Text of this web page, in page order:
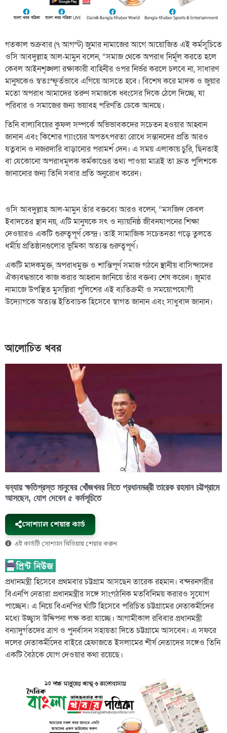
​গতকাল শুক্রবার (৭ আগস্ট) জুমার নামাজের আগে আয়োজিত এই কর্মসূচিতে
ওসি আবদুল্লাহ আল-মামুন বলেন, “সমাজ থেকে অপরাধ নির্মূল করতে হলে
কেবল আইনশৃঙ্খলা রক্ষাকারী বাহিনীর ওপর নির্ভর করলে চলবে না, সাধারণ
মানুষকেও স্বতঃস্ফূর্তভাবে এগিয়ে আসতে হবে। বিশেষ করে মাদক ও জুয়ার
মতো অপরাধ আমাদের তরুণ সমাজকে ধ্বংসের দিকে ঠেলে দিচ্ছে, যা
পরিবার ও সমাজের জন্য ভয়াবহ পরিণতি ডেকে আনছে।
​তিনি বাল্যবিয়ের কুফল সম্পর্কে অভিভাবকদের সচেতন হওয়ার আহ্বান
জানান এবং কিশোর গ্যাংয়ের অপতৎপরতা রোধে সন্তানদের প্রতি আরও
যত্নবান ও নজরদারি বাড়ানোর পরামর্শ দেন। এ সময় এলাকায় চুরি, ছিনতাই
বা যেকোনো অপরাধমূলক কর্মকাণ্ডের তথ্য পাওয়া মাত্রই তা দ্রুত পুলিশকে
জানানোর জন্য তিনি সবার প্রতি অনুরোধ করেন।
​ওসি আবদুল্লাহ আল-মামুন তাঁর বক্তব্যে আরও বলেন, “মসজিদ কেবল
ইবাদতের স্থান নয়, এটি মানুষকে সৎ ও ন্যায়নিষ্ঠ জীবনযাপনের শিক্ষা
দেওয়ারও একটি গুরুত্বপূর্ণ কেন্দ্র। তাই সামাজিক সচেতনতা গড়ে তুলতে
ধর্মীয় প্রতিষ্ঠানগুলোর ভূমিকা অত্যন্ত গুরুত্বপূর্ণ।
​একটি মাদকমুক্ত, অপরাধমুক্ত ও শান্তিপূর্ণ সমাজ গঠনে স্থানীয় বাসিন্দাদের
ঐক্যবদ্ধভাবে কাজ করার আহ্বান জানিয়ে তাঁর বক্তব্য শেষ করেন। জুমার
নামাজে উপস্থিত মুসল্লিরা পুলিশের এই ব্যতিক্রমী ও সময়োপযোগী
উদ্যোগকে অত্যন্ত ইতিবাচক হিসেবে স্বাগত জানান এবং সাধুবাদ জানান।
আলোচিত খবর
বন্যায় ক্ষতিগ্রস্ত মানুষের খোঁজখবর নিতে প্রধানমন্ত্রী তারেক রহমান চট্টগ্রামে
আসছেন, যোগ দেবেন ৫ কর্মসূচিতে
সোশ্যাল শেয়ার কার্ড
এই কার্ডটি সোশ্যাল মিডিয়ায় শেয়ার করুন
প্রধানমন্ত্রী হিসেবে প্রথমবার চট্টগ্রাম আসছেন তারেক রহমান। বন্দরনগরীর
বিএনপি নেতারা প্রধানমন্ত্রীর সঙ্গে সাংগঠনিক মতবিনিময় করারও সুযোগ
পাচ্ছেন। এ নিয়ে বিএনপির ঘাঁটি হিসেবে পরিচিত চট্টগ্রামের নেতাকর্মীদের
মধ্যে উচ্ছ্বাস উদ্দিপনা লক্ষ করা যাচ্ছে। আগামীকাল রবিবার প্রধানমন্ত্রী
বন্যাদুর্গতদের ত্রাণ ও পুনর্বাসন সহায়তা দিতে চট্টগ্রামে আসবেন। এ সফরে
দলের নেতাকর্মীদের বাইরে হেফাজতে ইসলামের শীর্ষ নেতাদের সঙ্গেও তিনি
একটি বৈঠকে যোগ দেওয়ার কথা রয়েছে।